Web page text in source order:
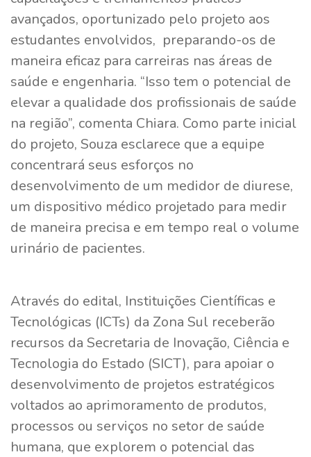
avançados, oportunizado pelo projeto aos
estudantes envolvidos, preparando-os de
maneira eficaz para carreiras nas áreas de
saúde e engenharia. “Isso tem o potencial de
elevar a qualidade dos profissionais de saúde
na região”, comenta Chiara. Como parte inicial
do projeto, Souza esclarece que a equipe
concentrará seus esforços no
desenvolvimento de um medidor de diurese,
um dispositivo médico projetado para medir
de maneira precisa e em tempo real o volume
urinário de pacientes.
Através do edital, Instituições Científicas e
Tecnológicas (ICTs) da Zona Sul receberão
recursos da Secretaria de Inovação, Ciência e
Tecnologia do Estado (SICT), para apoiar o
desenvolvimento de projetos estratégicos
voltados ao aprimoramento de produtos,
processos ou serviços no setor de saúde
humana, que explorem o potencial das